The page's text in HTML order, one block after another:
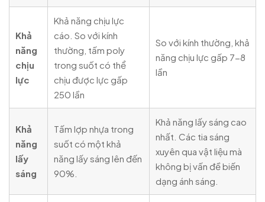
Khả
năng
chịu
lực
Khả năng chịu lực
cáo. So với kính
thường, tấm poly
trong suốt có thể
chịu được lực gấp
250 lần
So với kính thường, khả
năng chịu lực gấp 7-8
lần
Khả
năng
lấy
sáng
Tấm lợp nhựa trong
suốt có một khả
năng lấy sáng lên đến
90%.
Khả năng lấy sáng cao
nhất. Các tia sáng
xuyên qua vật liệu mà
không bị vấn đề biến
dạng ánh sáng.